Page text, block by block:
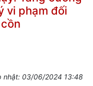
vi phạm đối
nhật: 03/06/2024 13:48